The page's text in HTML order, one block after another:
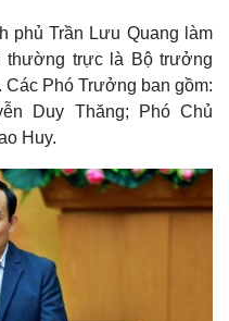
phủ Trần Lưu Quang làm
thường trực là Bộ trưởng
Các Phó Trưởng ban gồm:
Duy Thăng; Phó Chủ
Huy.